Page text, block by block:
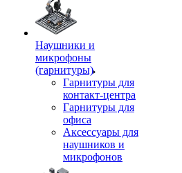
Наушники и
микрофоны
(гарнитуры)
Гарнитуры для
контакт-центра
Гарнитуры для
офиса
Аксессуары для
наушников и
микрофонов